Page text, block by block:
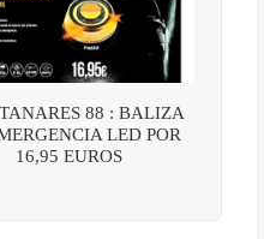
88 : BALIZA
LED POR
16,95 EUROS